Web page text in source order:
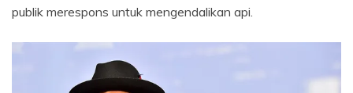
publik merespons untuk mengendalikan api.